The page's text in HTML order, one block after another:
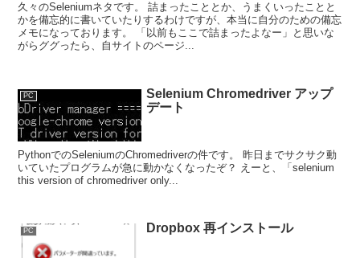
久々のSeleniumネタです。 詰まったこととか、うまくいったことと
かを備忘的に書いていたりするわけですが、本当に自分のための備忘
メモになっております。 「以前もここで詰まったよなー」と思いな
がらググったら、自サイトのページ...
PC
Selenium Chromedriver アップ
デート
PythonでのSeleniumのChromedriverの件です。 昨日までサクサク動
いていたプログラムが急に動かなくなったぞ？ えーと、「selenium
this version of chromedriver only...
PC Dropbox 再インストール